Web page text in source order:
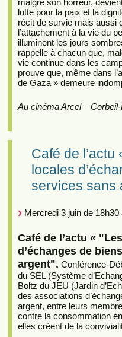
malgré son horreur,
lutte pour la paix et la
récit de survie mais aussi
l’attachement à la vie du
illuminent les jours
rappelle à chacun que,
vie continue dans les
prouve que, même dans
de Gaza » demeure
Au cinéma Arcel –
Café de
locales
services sans
Mercredi 3 juin de 18h30
Café de l’actu «
d’échanges de
argent". Conférence-
du SEL (Système
Boltz du JEU (Jardin
des associations
argent, entre leurs
contre la consommation
elles créent de la